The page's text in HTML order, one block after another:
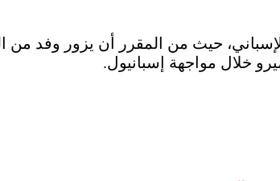
حيث من المقرر أن يزور وفد من
خلال مواجهة إسبانيول.